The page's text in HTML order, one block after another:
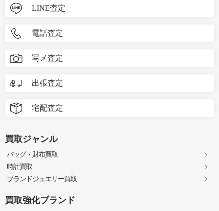
LINE査定
電話査定
写メ査定
出張査定
宅配査定
買取ジャンル
バッグ・財布買取
時計買取
ブランドジュエリー買取
買取強化ブランド